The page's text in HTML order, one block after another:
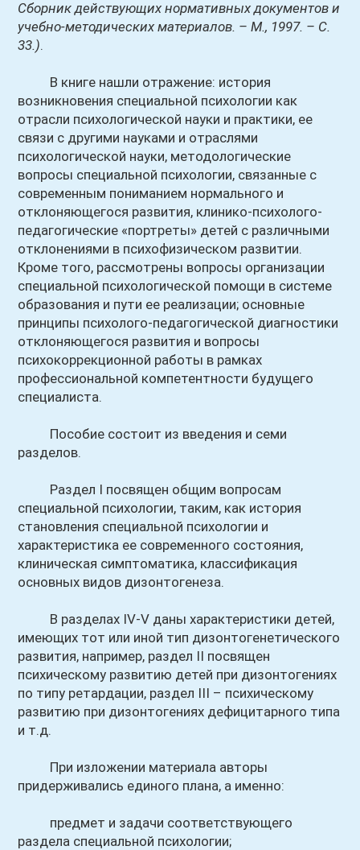
Сборник действующих нормативных документов и
учебно-методических материалов. – М., 1997. – С.
33.).
В книге нашли отражение: история
возникновения специальной психологии как
отрасли психологической науки и практики, ее
связи с другими науками и отраслями
психологической науки, методологические
вопросы специальной психологии, связанные с
современным пониманием нормального и
отклоняющегося развития, клинико-психолого-
педагогические «портреты» детей с различными
отклонениями в психофизическом развитии.
Кроме того, рассмотрены вопросы организации
специальной психологической помощи в системе
образования и пути ее реализации; основные
принципы психолого-педагогической диагностики
отклоняющегося развития и вопросы
психокоррекционной работы в рамках
профессиональной компетентности будущего
специалиста.
Пособие состоит из введения и семи
разделов.
Раздел I посвящен общим вопросам
специальной психологии, таким, как история
становления специальной психологии и
характеристика ее современного состояния,
клиническая симптоматика, классификация
основных видов дизонтогенеза.
В разделах IV-V даны характеристики детей,
имеющих тот или иной тип дизонтогенетического
развития, например, раздел II посвящен
психическому развитию детей при дизонтогениях
по типу ретардации, раздел III – психическому
развитию при дизонтогениях дефицитарного типа
и т.д.
При изложении материала авторы
придерживались единого плана, а именно:
предмет и задачи соответствующего
раздела специальной психологии;